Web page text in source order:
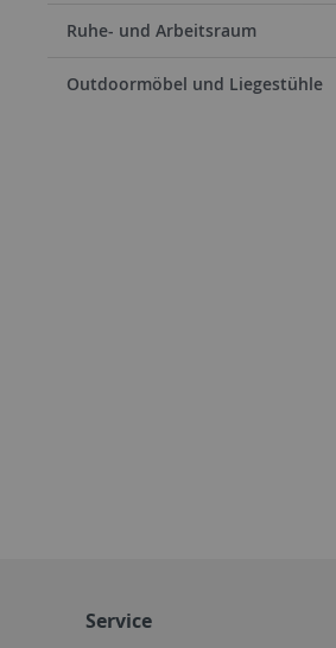
Ruhe- und Arbeitsraum
Outdoormöbel und Liegestühle
Service